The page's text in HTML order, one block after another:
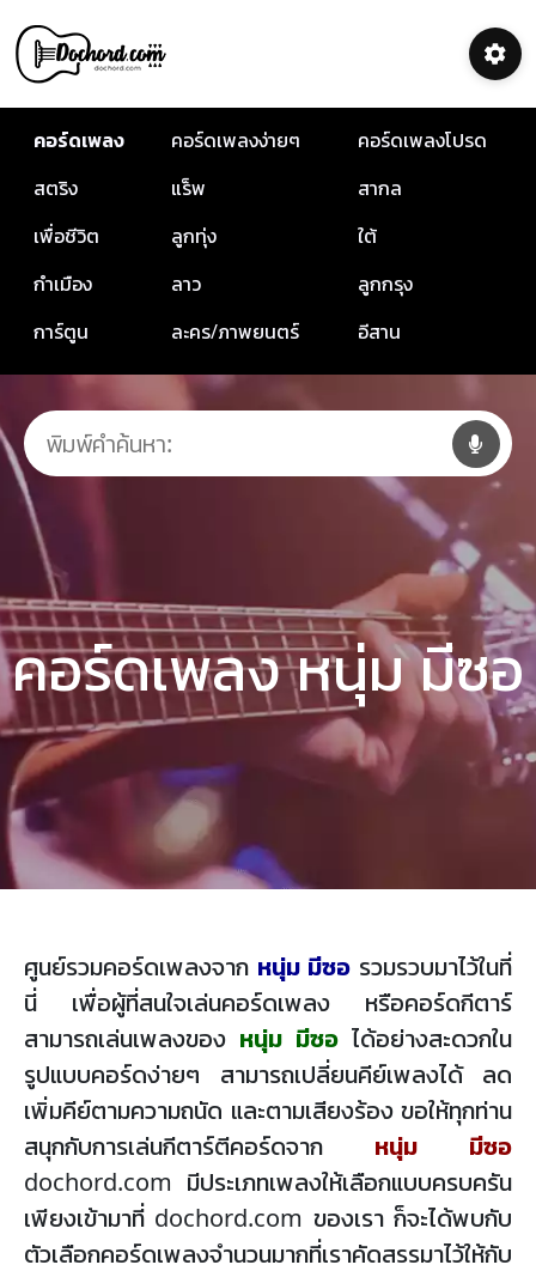
คอร์ดเพลง คอร์ดเพลงง่ายๆ
คอร์ดเพลงโปรด
สตริง
แร็พ
สากล
เพื่อชีวิต
ลูกทุ่ง
ใต้
กำเมือง
ลาว
ลูกกรุง
การ์ตูน
ละคร/ภาพยนตร์ อีสาน
คอร์ดเพลง หนุ่ม มีซอ
ศูนย์รวมคอร์ดเพลงจาก หนุ่ม มีซอ รวมรวบมาไว้ในที่
นี่ เพื่อผู้ที่สนใจเล่นคอร์ดเพลง หรือคอร์ดกีตาร์
สามารถเล่นเพลงของ หนุ่ม มีซอ ได้อย่างสะดวกใน
รูปแบบคอร์ดง่ายๆ สามารถเปลี่ยนคีย์เพลงได้ ลด
เพิ่มคีย์ตามความถนัด และตามเสียงร้อง ขอให้ทุกท่าน
สนุกกับการเล่นกีตาร์ตีคอร์ดจาก หนุ่ม มีซอ
dochord.com มีประเภทเพลงให้เลือกแบบครบครัน
เพียงเข้ามาที่ dochord.com ของเรา ก็จะได้พบกับ
ตัวเลือกคอร์ดเพลงจำนวนมากที่เราคัดสรรมาไว้ให้กับ